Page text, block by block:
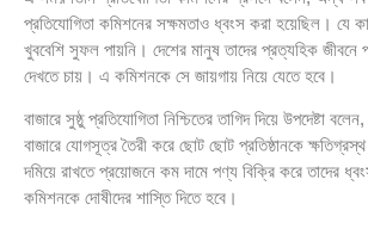
প্রতিযোগিতা কমিশনের সক্ষমতাও ধ্বংস করা হয়েছিল। যে
খুববেশি সুফল পায়নি। দেশের মানুষ তাদের প্রত্যহিক জীবনে
দেখতে চায়। এ কমিশনকে সে জায়গায় নিয়ে যেতে হবে।
বাজারে সুষ্ঠু প্রতিযোগিতা নিশ্চিতের তাগিদ দিয়ে উপদেষ্টা
বাজারে যোগসূত্র তৈরী করে ছোট ছোট প্রতিষ্ঠানকে
দমিয়ে রাখতে প্রয়োজনে কম দামে পণ্য বিক্রি করে তাদের
কমিশনকে দোষীদের শাস্তি দিতে হবে।